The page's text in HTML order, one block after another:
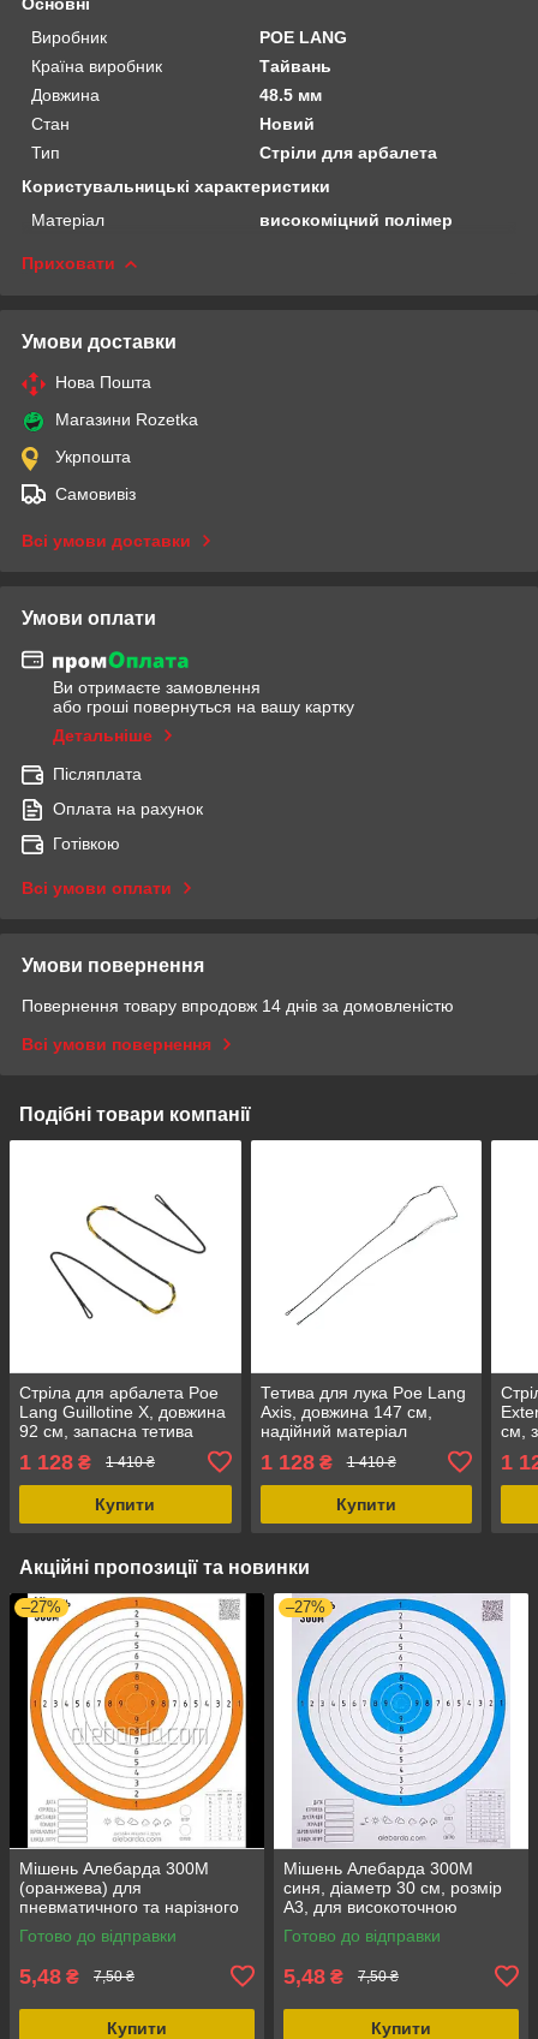
Виробник
POE LANG
Країна виробник
Тайвань
Довжина
48.5 мм
Стан
Новий
Тип
Стріли для арбалета
Користувальницькі характеристики
Матеріал
високоміцний полімер
Приховати
Умови доставки
Нова Пошта
Магазини Rozetka
Укрпошта
Самовивіз
Всі умови доставки
Умови оплати
Ви отримаєте замовлення
або гроші повернуться на вашу картку
Детальніше
Післяплата
Оплата на рахунок
Готівкою
Всі умови оплати
Умови повернення
Повернення товару впродовж 14 днів за домовленістю
Всі умови повернення
Подібні товари компанії
Стріла для арбалета Poe
Lang Guillotine X, довжина
92 см, запасна тетива
1 128 ₴ 1 410 ₴
Купити
Тетива для лука Poe Lang
Axis, довжина 147 см,
надійний матеріал
1 128₴ 1 410 ₴
Купити
см,
1
Акційні пропозиції та новинки
–27%
Мішень Алебарда 300М
(оранжева) для
пневматичного та нарізного
зброї, діаметр 30 см, розмір
А3
Готово до відправки
5,48 ₴ 7,50 ₴
Купити
–27%
Мішень Алебарда 300М
синя, діаметр 30 см, розмір
А3, для високоточною
стрільби до 500 м
Готово до відправки
5,48 ₴ 7,50 ₴
Купити